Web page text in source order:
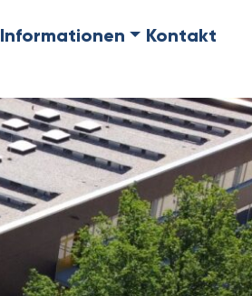
Informationen Kontakt